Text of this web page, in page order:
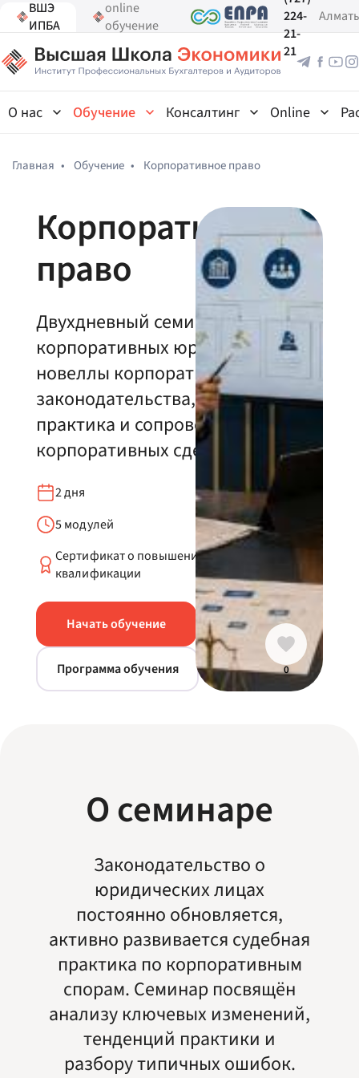
ВШЭ
ИПБА
online
обучение
224-
21-
21
О нас Обучение Консалтинг Online
Главная • Обучение • Корпоративное право
Корпоративное
право
Двухдневный семинар для
корпоративных юристов:
новеллы корпоративного
законодательства, судебная
практика и сопровождение
корпоративных сделок
2 дня
5 модулей
Сертификат о повышении
квалификации
Начать обучение
Программа обучения 0
О семинаре
Законодательство о
юридических лицах
постоянно обновляется,
активно развивается судебная
практика по корпоративным
спорам. Семинар посвящён
анализу ключевых изменений,
тенденций практики и
разбору типичных ошибок.